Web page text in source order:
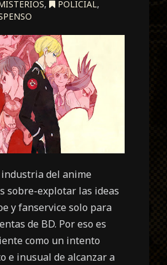
, POLICIAL,
del anime
sobre-explotar las ideas
y fanservice solo para
de BD. Por eso es
como un intento
e inusual de alcanzar a